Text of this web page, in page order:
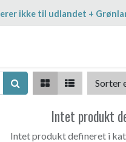
ikke til udlandet +
Sorter
Intet produkt
Intet produkt defineret i